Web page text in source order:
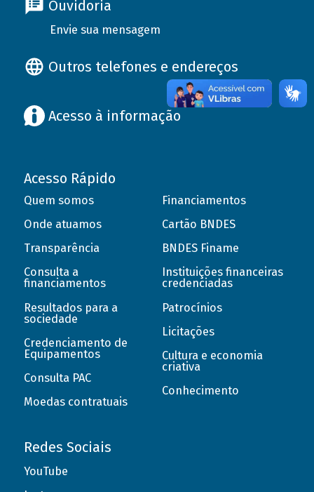
Ouvidoria
Envie sua mensagem
Outros telefones e endereços
Acesso à informação
Acesso Rápido
Quem somos
Onde atuamos
Transparência
Consulta a
financiamentos
Resultados para a
sociedade
Credenciamento de
Equipamentos
Consulta PAC
Moedas contratuais
Financiamentos
Cartão BNDES
BNDES Finame
Instituições financeiras
credenciadas
Patrocínios
Licitações
Cultura e economia
criativa
Conhecimento
Redes Sociais
YouTube